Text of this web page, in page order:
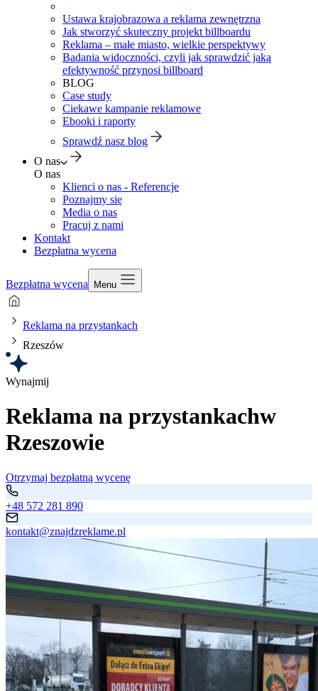
Ustawa krajobrazowa a reklama zewnętrzna
Jak stworzyć skuteczny projekt billboardu
Reklama – małe miasto, wielkie perspektywy
Badania widoczności, czyli jak sprawdzić jaką
efektywność przynosi billboard
BLOG
Case study
Ciekawe kampanie reklamowe
Ebooki i raporty
Sprawdź nasz blog
O nas
O nas
Klienci o nas - Referencje
Poznajmy się
Media o nas
Pracuj z nami
Kontakt
Bezpłatna wycena
Bezpłatna wycena Menu
Reklama na przystankach
Rzeszów
Wynajmij
Reklama na przystankachw
Rzeszowie
Otrzymaj bezpłatną wycenę
+48 572 281 890
kontakt@znajdzreklame.pl